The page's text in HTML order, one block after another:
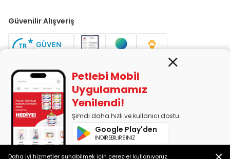
Güvenilir Alışveriş
PETLEBİ EVCİL HAYVAN ÜRÜNLERİ PAZ. SAN. TİC. LTD. ŞTİ. Alaşarköy
Mah. 1. Alaşar Cad. No: 9 Osmangazi/Bursa
7290599225 vergi numarasıyla Uludağ Vergi Dairesi'ne bağlıdır.
Petlebi Mobil
Uygulamamız
Yenilendi!
Şimdi daha hızlı ve kullanıcı dostu
Google Play'den
İNDİREBİLİRSİNİZ
App Store'dan
Daha iyi hizmetler sunabilmek için çerezler kullanıyoruz.